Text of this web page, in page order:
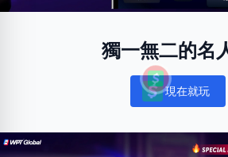
獨一無二的名
Notifications
現在就玩